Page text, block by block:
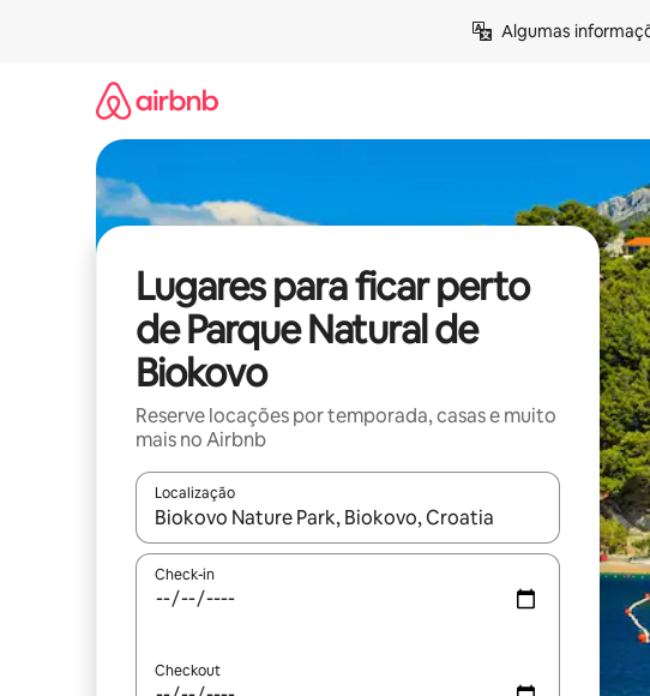
Algumas
Lugares para ficar perto
de Parque Natural de
Biokovo
Reserve locações por temporada, casas e muito
mais no Airbnb
Localização
Quando os resultados estiverem disponíveis, explore-os
Check-in
Checkout